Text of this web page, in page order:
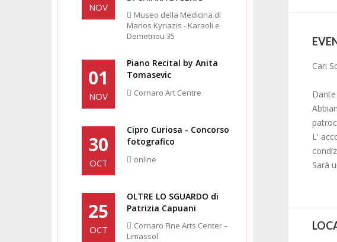
Cari
L'
Sarà
NOV
Museo della Medicina di
Marios Kyriazis - Karaoli e
Demetriou 35
01
NOV
Piano Recital by Anita
Tomasevic
Cornaro Art Centre
30
OCT
Cipro Curiosa - Concorso
fotografico
online
25
OCT
OLTRE LO SGUARDO di
Patrizia Capuani
Cornaro Fine Arts Center –
Limassol